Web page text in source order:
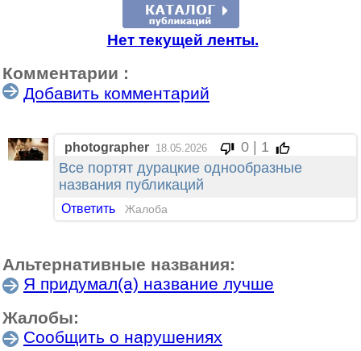
Нет текущей ленты.
Комментарии :
Добавить комментарий
photographer 18.05.2026
0 | 1
Все портят дурацкие однообразные
названия публикаций
Ответить Жалоба
Альтернативные названия:
Я придумал(а) название лучше
Жалобы:
Сообщить о нарушениях